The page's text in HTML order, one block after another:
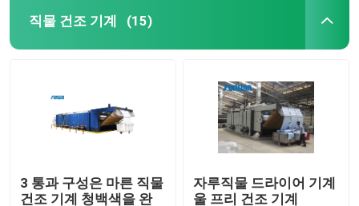
직물 건조 기계 (15)
3 통과 구성은 마른 직물
건조 기계 청백색을 완
자루직물 드라이어 기계
울 프리 건조 기계